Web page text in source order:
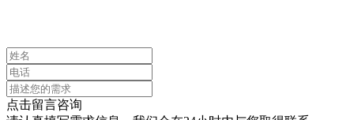
点击留言咨询